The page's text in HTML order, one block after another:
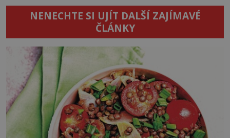
NENECHTE SI UJÍT DALŠÍ ZAJÍMAVÉ
ČLÁNKY